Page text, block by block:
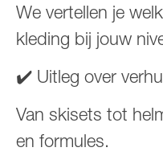
We vertellen je
kleding bij jouw
✔️ Uitleg over
Van skisets tot
en formules.